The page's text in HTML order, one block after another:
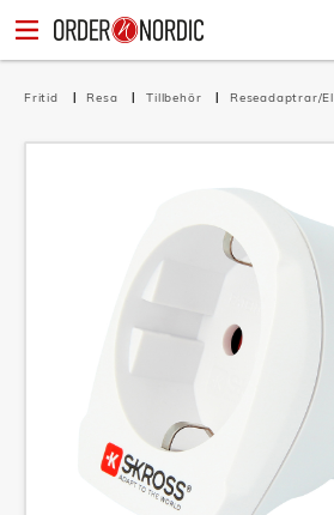
Fritid Resa Tillbehör Reseadaptrar/El